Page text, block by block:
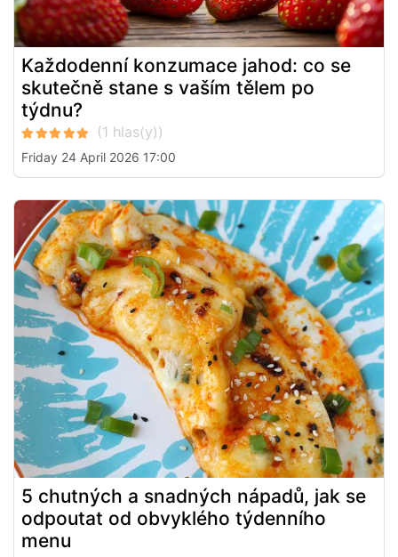
Každodenní konzumace jahod: co se
skutečně stane s vaším tělem po
týdnu?
Friday 24 April 2026 17:00
5 chutných a snadných nápadů, jak se
odpoutat od obvyklého týdenního
menu